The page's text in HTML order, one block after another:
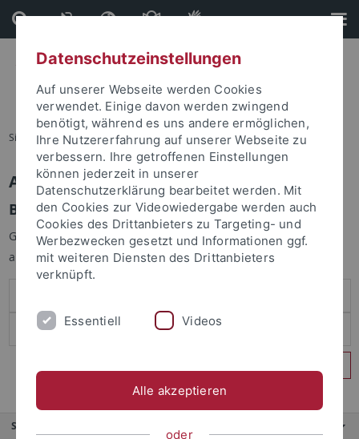
Direkt
zum
Inhalt
Direkt
zur
Fußleiste
Sie sind hier: Startseite
Anmelden
Benutzeranmeldung
Geben Sie Ihren Benutzernamen und Ihr Passwort an um sich
anzumelden:
Service
Datenschutzeinstellungen
Auf unserer Webseite werden Cookies
verwendet. Einige davon werden zwingend
benötigt, während es uns andere ermöglichen,
Ihre Nutzererfahrung auf unserer Webseite zu
verbessern. Ihre getroffenen Einstellungen
können jederzeit in unserer
Datenschutzerklärung bearbeitet werden. Mit
den Cookies zur Videowiedergabe werden auch
Cookies des Drittanbieters zu Targeting- und
Werbezwecken gesetzt und Informationen ggf.
mit weiteren Diensten des Drittanbieters
verknüpft.
Essentiell Videos
Alle akzeptieren
oder